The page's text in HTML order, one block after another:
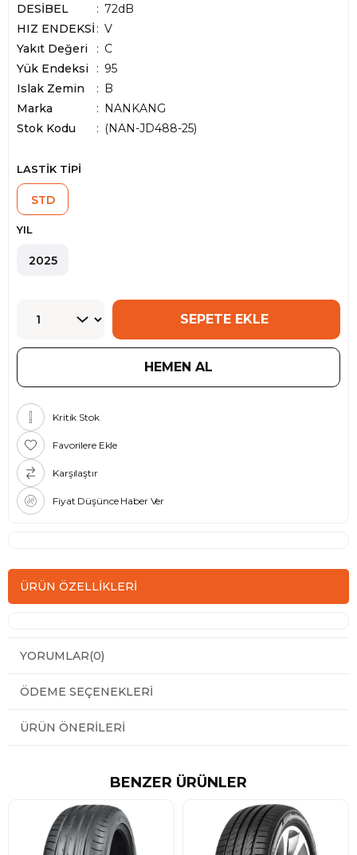
DESİBEL
72dB
HIZ ENDEKSİ
V
Yakıt Değeri
C
Yük Endeksi
95
Islak Zemin
B
Marka
: NANKANG
Stok Kodu
(NAN-JD488-25)
LASTİK TİPİ
STD
YIL
2025
Kritik Stok
Favorilere Ekle
Karşılaştır
Fiyat Düşünce Haber Ver
ÜRÜN ÖZELLIKLERI
YORUMLAR(0)
ÖDEME SEÇENEKLERI
ÜRÜN ÖNERILERI
BENZER ÜRÜNLER